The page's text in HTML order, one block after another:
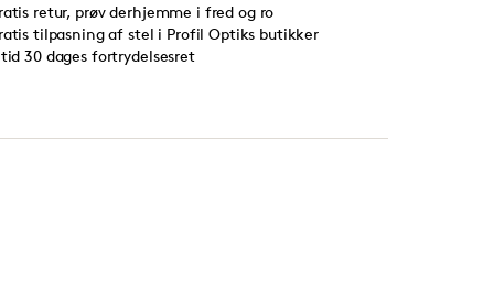
retur, prøv derhjemme i fred og ro
tilpasning af stel i Profil Optiks butikker
30 dages fortrydelsesret